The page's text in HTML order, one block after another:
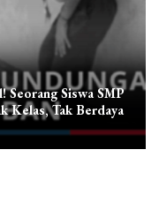
Seorang Siswa SMP
Kelas, Tak Berdaya